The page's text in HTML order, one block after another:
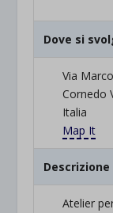
Dove si
Via
Cornedo
Italia
Map It
Atelier